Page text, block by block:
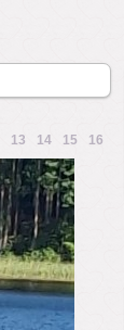
13 14 15 16